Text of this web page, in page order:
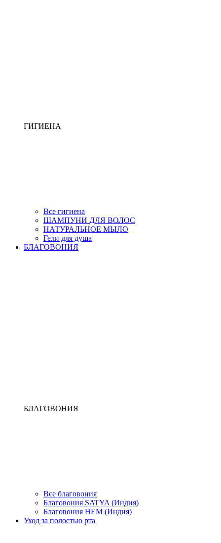
ГИГИЕНА
Все гигиена
ШАМПУНИ ДЛЯ ВОЛОС
НАТУРАЛЬНОЕ МЫЛО
Гели для душа
БЛАГОВОНИЯ
БЛАГОВОНИЯ
Все благовония
Благовония SATYA (Индия)
Благовония HEM (Индия)
Уход за полостью рта